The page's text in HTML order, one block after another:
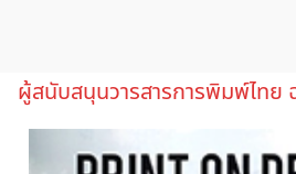
ผู้สนับสนุนวารสารการพิมพ์ไทย